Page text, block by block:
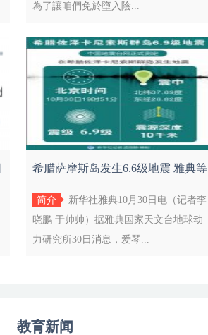
為了讓咱們免於墮入陰...
希腊萨摩斯岛发生6.6级地震 雅典等
地有明
简介
新华社雅典10月30日电（记者李
晓鹏 于帅帅）据雅典国家天文台地球动
力研究所30日消息，爱琴...
教育新闻